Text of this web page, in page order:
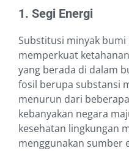
1. Segi Energi
Substitusi minyak
memperkuat
yang berada di dalam
fosil berupa substansi
menurun dari
kebanyakan negara
kesehatan lingkungan
menggunakan sumber